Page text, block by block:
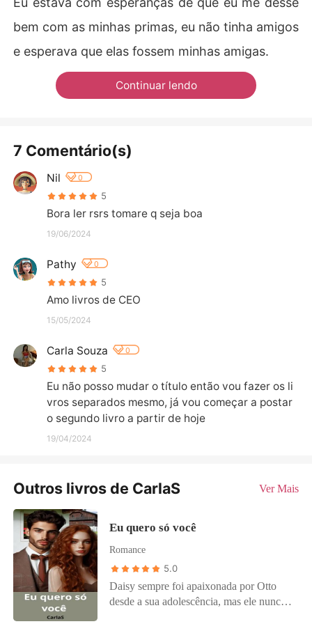
bem com as minhas primas, eu não tinha amigos
e esperava que elas fossem minhas amigas.
Continuar lendo
7 Comentário(s)
Nil 0
5
Bora ler rsrs tomare q seja boa
19/06/2024
Pathy 0
5
Amo livros de CEO
15/05/2024
Carla Souza 0
5
Eu não posso mudar o título então vou fazer os li
vros separados mesmo, já vou começar a postar
o segundo livro a partir de hoje
19/04/2024
Outros livros de CarlaS Ver Mais
Eu quero só você
Romance
5.0
Daisy sempre foi apaixonada por Otto
desde a sua adolescência, mas ele nunca